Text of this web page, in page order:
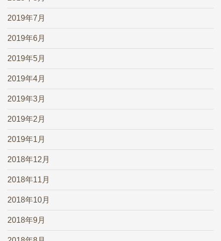
2019年7月
2019年6月
2019年5月
2019年4月
2019年3月
2019年2月
2019年1月
2018年12月
2018年11月
2018年10月
2018年9月